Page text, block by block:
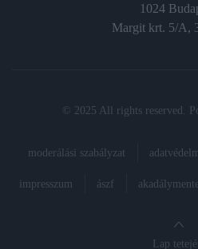
1024
Margit krt. 5/A,
© 2025 All rights reserved.
moderálási szabályzat
impresszum ászf
Lap